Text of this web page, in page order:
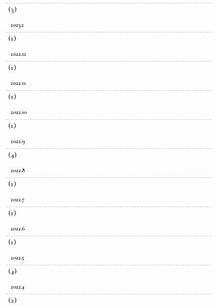
(3)
2023.2
(1)
2022.12
(1)
2022.11
(1)
2022.10
(1)
2022.9
(4)
2022.8
(1)
2022.7
(1)
2022.6
(1)
2022.5
(4)
2022.4
(2)